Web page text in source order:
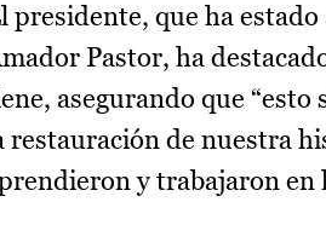
presidente, que ha
Pastor, ha
asegurando que “esto
restauración de nuestra
y trabajaron en